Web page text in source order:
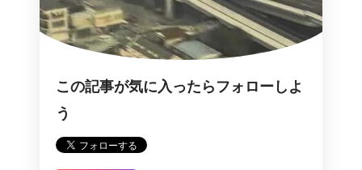
この記事が気に入ったらフォローしよ
う